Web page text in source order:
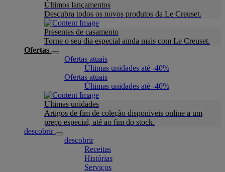
Últimos lançamentos
Descubra todos os novos produtos da Le Creuset.
Presentes de casamento
Torne o seu dia especial ainda mais com Le Creuset.
Ofertas
Ofertas atuais
Últimas unidades até -40%
Ofertas atuais
Últimas unidades até -40%
Ultimas unidades
Artigos de fim de coleção disponíveis online a um
preço especial, até ao fim do stock.
descobrir
descobrir
Receitas
Histórias
Serviços